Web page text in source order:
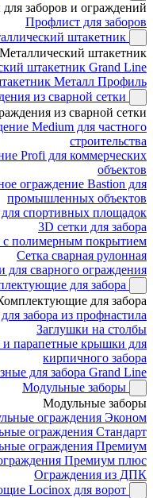
заборов и ограждений
Профлист для заборов
штакетник
Металлический штакетник
штакетник Grand Line
Металл Профиль
из сварной сетки
из сварной сетки
Medium для частного
строительства
Profi для коммерческих
объектов
ограждение Bastion для
промышленных объектов
спортивных площадок
3D сетки для забора
с полимерным покрытием
Сетка сварная рулонная
для сварного ограждения
для забора
для забора
забора из профнастила
Заглушки на столбы
и парапетные крышки для
кирпичного забора
для забора Grand Line
Модульные заборы
Модульные заборы
ограждения Эконом
ограждения Стандарт
ограждения Премиум
Премиум плюс
Ограждения из ДПК
Locinox для ворот